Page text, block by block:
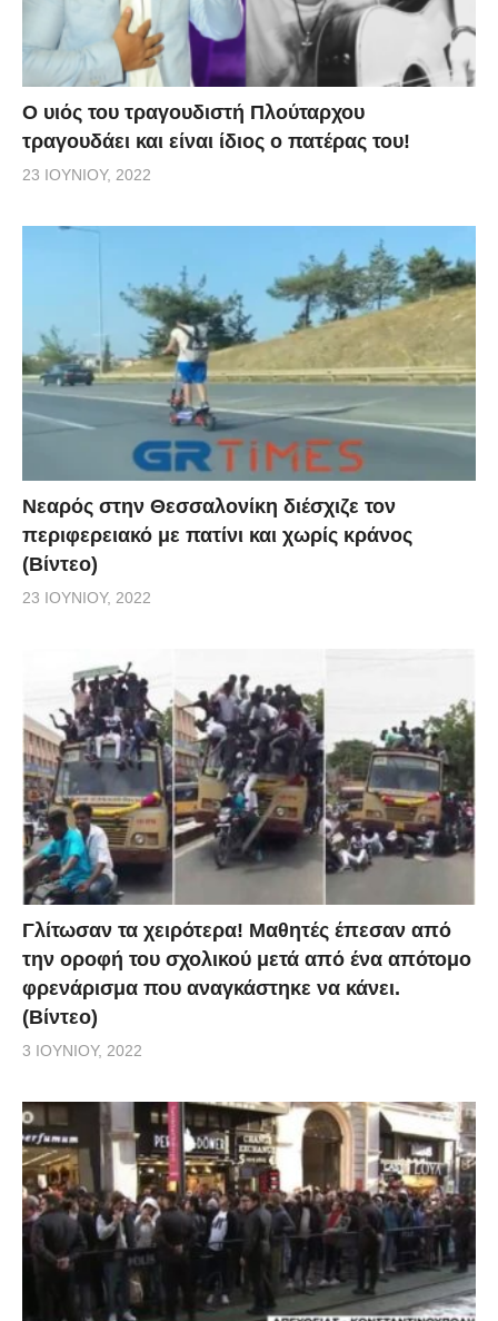
O υιός του τραγουδιστή Πλούταρχου
τραγουδάει και είναι ίδιος ο πατέρας του!
23 ΙΟΥΝΊΟΥ, 2022
Νεαρός στην Θεσσαλονίκη διέσχιζε τον
περιφερειακό με πατίνι και χωρίς κράνος
(Βίντεο)
23 ΙΟΥΝΊΟΥ, 2022
Γλίτωσαν τα χειρότερα! Μαθητές έπεσαν από
την οροφή του σχολικού μετά από ένα απότομο
φρενάρισμα που αναγκάστηκε να κάνει.
(Βίντεο)
3 ΙΟΥΝΊΟΥ, 2022